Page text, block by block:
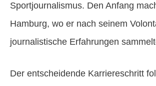
Sportjournalismus. Den Anfang
Hamburg, wo er nach seinem
journalistische Erfahrungen
Der entscheidende Karriereschritt